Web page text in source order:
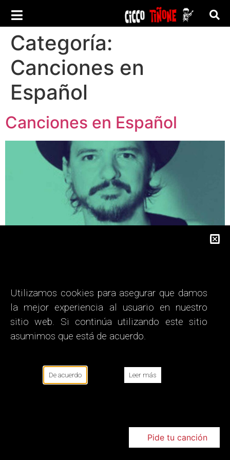
Categoría:
Canciones en
Español
Canciones en Español
Pide tu canción
Utilizamos cookies para asegurar que damos
la mejor experiencia al usuario en nuestro
sitio web. Si continúa utilizando este sitio
asumimos que está de acuerdo.
De acuerdo Leer más